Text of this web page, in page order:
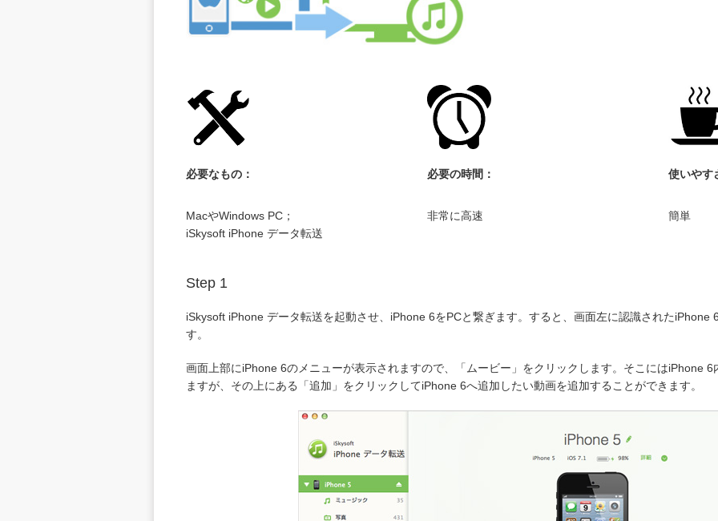
必要なもの：
MacやWindows PC；
iSkysoft iPhone データ転送
必要の時間：
非常に高速
使いやす
簡単
Step 1
iSkysoft iPhone データ転送を起動させ、iPhone 6をPCと繋ぎます。すると、画面左に認識されたiPhone
す。
画面上部にiPhone 6のメニューが表示されますので、「ムービー」をクリックします。そこにはiPhone
ますが、その上にある「追加」をクリックしてiPhone 6へ追加したい動画を追加することができます。